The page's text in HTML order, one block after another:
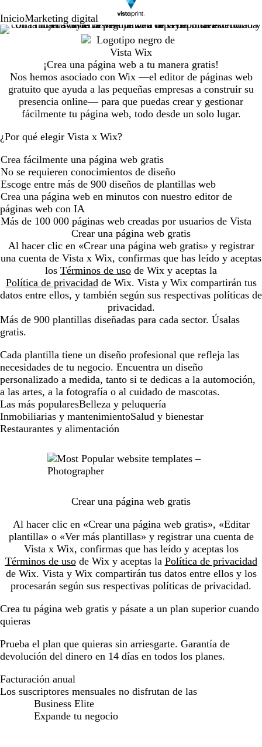
InicioMarketing digital
¡Crea una página web a tu manera gratis!
Nos hemos asociado con Wix —el editor de páginas web
gratuito que ayuda a las pequeñas empresas a construir su
presencia online— para que puedas crear y gestionar
fácilmente tu página web, todo desde un solo lugar.
¿Por qué elegir Vista x Wix?
Crea fácilmente una página web gratis
No se requieren conocimientos de diseño
Escoge entre más de 900 diseños de plantillas web
Crea una página web en minutos con nuestro editor de
páginas web con IA
Más de 100 000 páginas web creadas por usuarios de Vista
Crear una página web gratis
Al hacer clic en «Crear una página web gratis» y registrar
una cuenta de Vista x Wix, confirmas que has leído y aceptas
los Términos de uso de Wix y aceptas la
Política de privacidadde Wix. Vista y Wix compartirán tus
datos entre ellos, y también según sus respectivas políticas de
privacidad.
Más de 900 plantillas diseñadas para cada sector. Úsalas
gratis.
Cada plantilla tiene un diseño profesional que refleja las
necesidades de tu negocio. Encuentra un diseño
personalizado a medida, tanto si te dedicas a la automoción,
a las artes, a la fotografía o al cuidado de mascotas.
New
templates
Las más popularesBelleza y peluquería
Inmobiliarias y mantenimientoSalud y bienestar
Restaurantes y alimentación
Crear una página web gratis
Al hacer clic en «Crear una página web gratis», «Editar
plantilla» o «Ver más plantillas» y registrar una cuenta de
Vista x Wix, confirmas que has leído y aceptas los
Términos de usode Wix y aceptas la Política de privacidad
de Wix. Vista y Wix compartirán tus datos entre ellos y los
procesarán según sus respectivas políticas de privacidad.
Crea tu página web gratis y pásate a un plan superior cuando
quieras
Prueba el plan que quieras sin arriesgarte. Garantía de
devolución del dinero en 14 días en todos los planes.
Facturación anual
Facturación anual
Los suscriptores mensuales no disfrutan de las
Business Elite
Expande tu negocio